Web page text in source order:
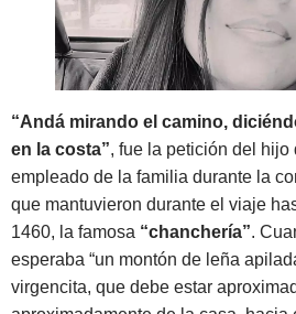
“Andá mirando el camino,
en la costa”, fue la petición del hijo
empleado de la familia durante la
que mantuvieron durante el viaje
1460, la famosa “chanchería”.
esperaba “un montón de leña
virgencita, que debe estar